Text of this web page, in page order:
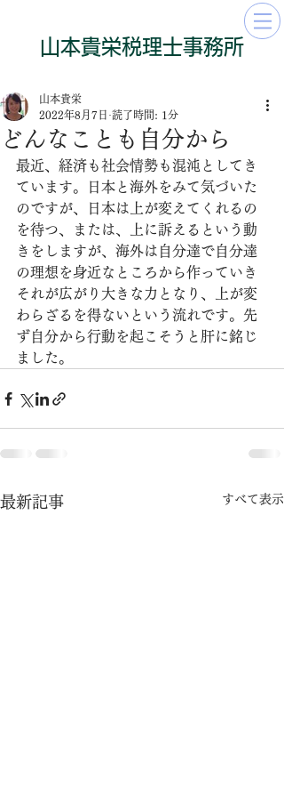
​山本貴栄​​​税理士事務所
どんなことも自分から
山本貴栄
2022年8月7日 読了時間: 1分
最近、経済も社会情勢も混沌としてき
ています。日本と海外をみて気づいた
のですが、日本は上が変えてくれるの
を待つ、または、上に訴えるという動
きをしますが、海外は自分達で自分達
の理想を身近なところから作っていき
それが広がり大きな力となり、上が変
わらざるを得ないという流れです。先
ず自分から行動を起こそうと肝に銘じ
ました。
最新記事 すべて表示